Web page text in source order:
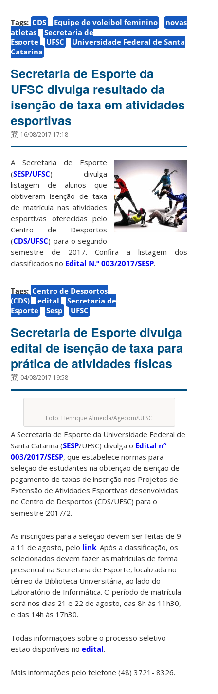
Tags: CDS Equipe de voleibol feminino
novas
atletas
Secretaria de
Esporte
UFSC
Universidade Federal de Santa
Catarina
Secretaria de Esporte da
UFSC divulga resultado da
isenção de taxa em atividades
esportivas
16/08/2017 17:18
A Secretaria de Esporte
(SESP/UFSC) divulga
listagem de alunos que
obtiveram isenção de taxa
de matrícula nas atividades
esportivas oferecidas pelo
Centro de Desportos
(CDS/UFSC) para o segundo
semestre de 2017. Confira a listagem dos
classificados no Edital N.º 003/2017/SESP.
Tags: Centro de Desportos
(CDS)
edital
Secretaria de
Esporte
Sesp UFSC
Secretaria de Esporte divulga
edital de isenção de taxa para
prática de atividades físicas
04/08/2017 19:58
Foto: Henrique Almeida/Agecom/UFSC
A Secretaria de Esporte da Universidade Federal de
Santa Catarina (SESP/UFSC) divulga o Edital nº
003/2017/SESP, que estabelece normas para
seleção de estudantes na obtenção de isenção de
pagamento de taxas de inscrição nos Projetos de
Extensão de Atividades Esportivas desenvolvidas
no Centro de Desportos (CDS/UFSC) para o
semestre 2017/2.
As inscrições para a seleção devem ser feitas de 9
a 11 de agosto, pelo link. Após a classificação, os
selecionados devem fazer as matrículas de forma
presencial na Secretaria de Esporte, localizada no
térreo da Biblioteca Universitária, ao lado do
Laboratório de Informática. O período de matrícula
será nos dias 21 e 22 de agosto, das 8h às 11h30,
e das 14h às 17h30.
Todas informações sobre o processo seletivo
estão disponíveis noedital.
Mais informações pelo telefone (48) 3721- 8326.